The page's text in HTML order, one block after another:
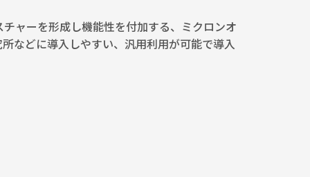
ャーを形成し機能性を付加する、ミクロンオ
などに導入しやすい、汎用利用が可能で導入